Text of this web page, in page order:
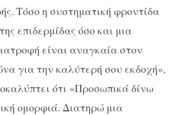
Τόσο η συστηματική φροντίδα
επιδερμίδας όσο και μια
είναι αναγκαία στον
για την καλύτερή σου εκδοχή»,
ότι «Προσωπικά δίνω
ομορφιά. Διατηρώ μια